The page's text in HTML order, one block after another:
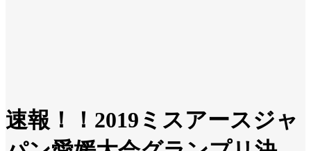
速報！！2019ミスアースジャ